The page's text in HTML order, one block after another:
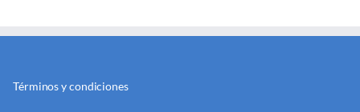
Términos y condiciones